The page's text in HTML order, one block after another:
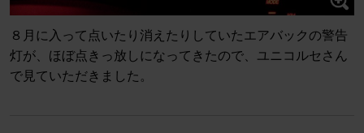
８月に入って点いたり消えたりしていたエアバックの警告
灯が、ほぼ点きっ放しになってきたので、ユニコルセさん
で見ていただきました。